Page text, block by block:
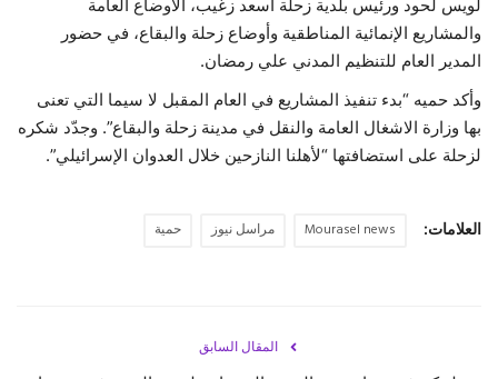
لويس لحود ورئيس بلدية زحلة أسعد زغيب، الأوضاع العامة
والمشاريع الإنمائية المناطقية وأوضاع زحلة والبقاع، في حضور
المدير العام للتنظيم المدني علي رمضان.
وأكد حميه “بدء تنفيذ المشاريع في العام المقبل لا سيما التي تعنى
بها وزارة الاشغال العامة والنقل في مدينة زحلة والبقاع”. وجدّد شكره
لزحلة على استضافتها “لأهلنا النازحين خلال العدوان الإسرائيلي”.
العلامات: Mourasel news مراسل نيوز حمية
المقال السابق